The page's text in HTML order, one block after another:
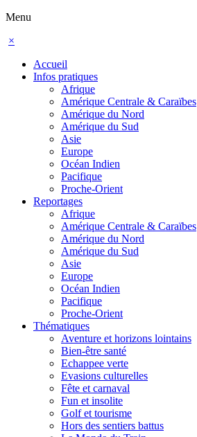
Menu
×
Accueil
Infos pratiques
Afrique
Amérique Centrale & Caraïbes
Amérique du Nord
Amérique du Sud
Asie
Europe
Océan Indien
Pacifique
Proche-Orient
Reportages
Afrique
Amérique Centrale & Caraïbes
Amérique du Nord
Amérique du Sud
Asie
Europe
Océan Indien
Pacifique
Proche-Orient
Thématiques
Aventure et horizons lointains
Bien-être santé
Echappee verte
Evasions culturelles
Fête et carnaval
Fun et insolite
Golf et tourisme
Hors des sentiers battus